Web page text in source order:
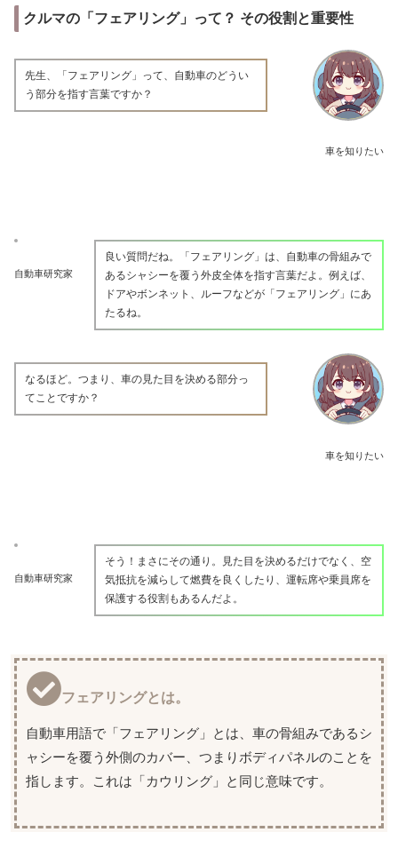
クルマの「フェアリング」って？ その役割と重要性
車を知りたい
先生、「フェアリング」って、自動車のどうい
う部分を指す言葉ですか？
自動車研究家
良い質問だね。「フェアリング」は、自動車の骨組みで
あるシャシーを覆う外皮全体を指す言葉だよ。例えば、
ドアやボンネット、ルーフなどが「フェアリング」にあ
たるね。
車を知りたい
なるほど。つまり、車の見た目を決める部分っ
てことですか？
自動車研究家
そう！まさにその通り。見た目を決めるだけでなく、空
気抵抗を減らして燃費を良くしたり、運転席や乗員席を
保護する役割もあるんだよ。
フェアリングとは。
自動車用語で「フェアリング」とは、車の骨組みであるシ
ャシーを覆う外側のカバー、つまりボディパネルのことを
指します。これは「カウリング」と同じ意味です。